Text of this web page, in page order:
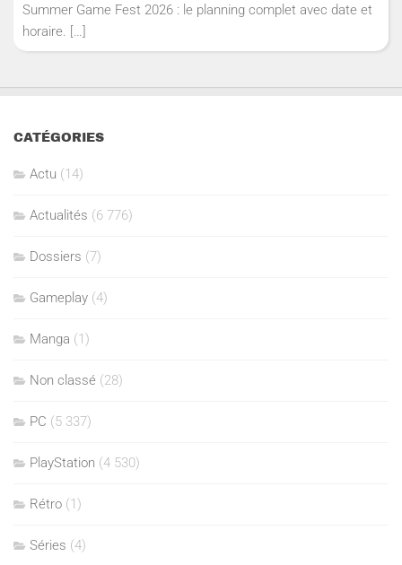
Summer Game Fest 2026 : le planning complet avec date et
horaire. […]
CATÉGORIES
Actu (14)
Actualités (6 776)
Dossiers (7)
Gameplay (4)
Manga (1)
Non classé (28)
PC (5 337)
PlayStation (4 530)
Rétro (1)
Séries (4)